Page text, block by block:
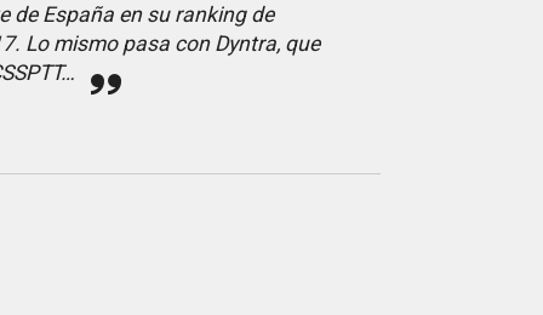
España en su ranking de
Lo mismo pasa con Dyntra, que